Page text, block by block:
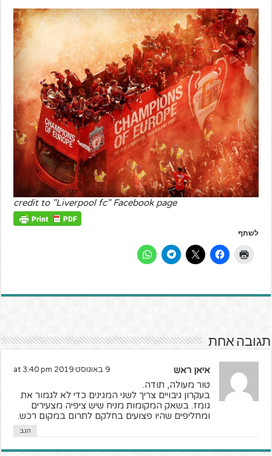
credit to "Liverpool fc" Facebook page
לשתף
תגובה אחת
איאן ראש 9 באוגוסט 2019 at 3:40 pm
טור מעולה, תודה.
בעקרון גיבויים צריך לשני המגינים כדי לא לגמור את
גומז. בשאק המקומות מניח שיש ציפיה מצעירים
ומחליפים שהיו פצועים בחלקם לתרום במקום רכש.
הגב